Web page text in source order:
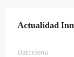
Actualidad
Barcelona